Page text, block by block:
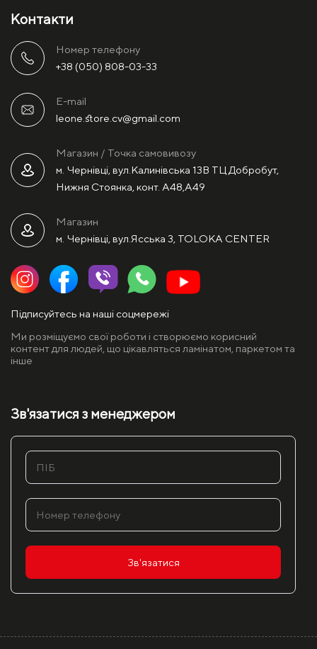
Контакти
Номер телефону
+38 (050) 808-03-33
E-mail
leone.store.cv@gmail.com
Магазин / Точка самовивозу
м. Чернівці, вул.Калинівська 13В ТЦ Добробут,
Нижня Стоянка, конт. А48,А49
Магазин
м. Чернівці, вул.Ясська 3, TOLOKA CENTER
Підписуйтесь на наші соцмережі
Ми розміщуємо свої роботи і створюємо корисний
контент для людей, що цікавляться ламінатом, паркетом та
інше
Зв'язатися з менеджером
Зв'язатися